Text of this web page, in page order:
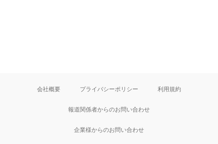
会社概要 プライバシーポリシー 利用規約
報道関係者からのお問い合わせ
企業様からのお問い合わせ